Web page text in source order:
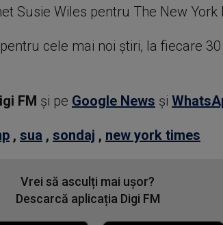
Susie Wiles pentru The New York
cele mai noi știri, la fiecare
FM şi pe Google News şi
, sua , sondaj , new york times
Vrei să asculți mai ușor?
Descarcă aplicația Digi FM